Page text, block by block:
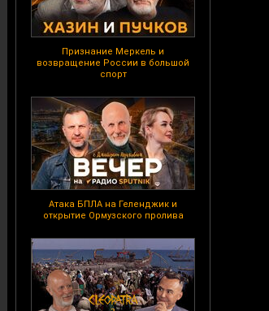
Признание Меркель и
возвращение России в большой
спорт
Атака БПЛА на Геленджик и
открытие Ормузского пролива